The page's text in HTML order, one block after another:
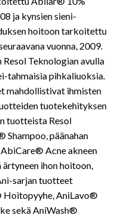
ja kynsien sieni-
hoitoon tarkoitettu
vuonna, 2009.
Teknologian avulla
tahmaisia pihkaliuoksia.
mahdollistivat ihmisten
tuotekehityksen
tuotteista Resol
päänahan
Acne akneen
ihon hoitoon,
sarjan tuotteet
Hoitopyyhe, AniLavo®
sekä AniWash®